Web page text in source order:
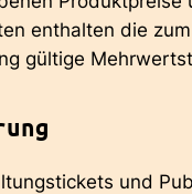
enthalten die
gültige
und